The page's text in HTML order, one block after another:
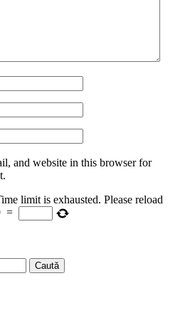
and website in this browser for
limit is exhausted. Please reload
=